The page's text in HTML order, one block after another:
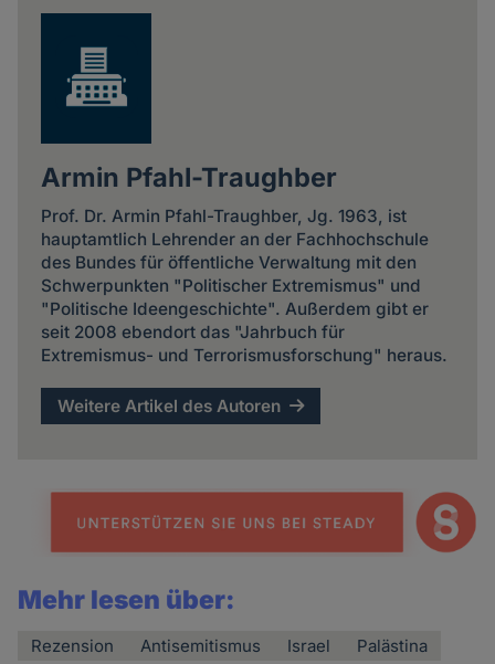
Armin Pfahl-Traughber
Prof. Dr. Armin Pfahl-Traughber, Jg. 1963, ist
hauptamtlich Lehrender an der Fachhochschule
des Bundes für öffentliche Verwaltung mit den
Schwerpunkten "Politischer Extremismus" und
"Politische Ideengeschichte". Außerdem gibt er
seit 2008 ebendort das "Jahrbuch für
Extremismus- und Terrorismusforschung" heraus.
Weitere Artikel des Autoren
Mehr lesen über:
Rezension Antisemitismus Israel Palästina